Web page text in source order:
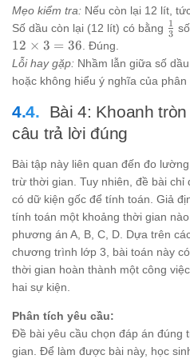
Mẹo kiểm tra: Nếu còn lại 12 lít,
Số dầu còn lại (12 lít) có bằng
{3}
3
1
12 × 3 = 36 . Đúng.
Lỗi hay gặp: Nhầm lẫn giữa số
hoặc không hiểu ý nghĩa của phân
Bài 4: Khoanh
câu trả lời đúng
Bài tập này liên quan đến đo
trừ thời gian. Tuy nhiên, đề bài
có dữ kiện gốc để tính toán. Giả
tính toán một khoảng thời gian
phương án A, B, C, D. Dựa trên
chương trình lớp 3, bài toán này
thời gian hoàn thành một công
hai sự kiện.
Phân tích yêu cầu:
Đề bài yêu cầu chọn đáp án đúng
gian. Để làm được bài này, học